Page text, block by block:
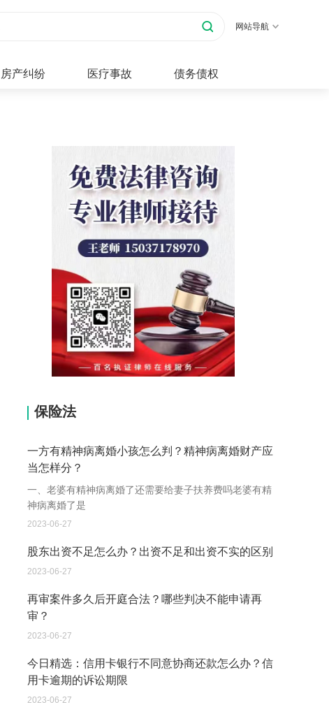
网站导航
房产纠纷 医疗事故 债务债权
保险法
一方有精神病离婚小孩怎么判？精神病离婚财产应
当怎样分？
一、老婆有精神病离婚了还需要给妻子扶养费吗老婆有精
神病离婚了是
2023-06-27
股东出资不足怎么办？出资不足和出资不实的区别
2023-06-27
再审案件多久后开庭合法？哪些判决不能申请再
审？
2023-06-27
今日精选：信用卡银行不同意协商还款怎么办？信
用卡逾期的诉讼期限
2023-06-27